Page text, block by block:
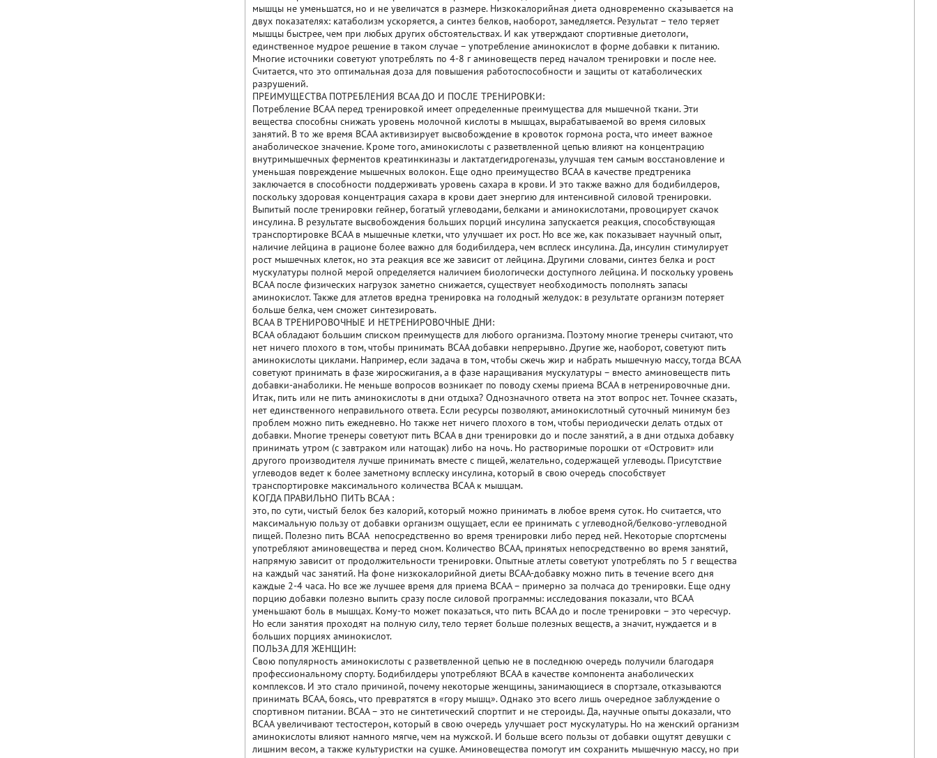
мышцы не уменьшатся, но и не увеличатся в размере. Низкокалорийная диета одновременно сказывается на
двух показателях: катаболизм ускоряется, а синтез белков, наоборот, замедляется. Результат – тело теряет
мышцы быстрее, чем при любых других обстоятельствах. И как утверждают спортивные диетологи,
единственное мудрое решение в таком случае – употребление аминокислот в форме добавки к питанию.
Многие источники советуют употреблять по 4-8 г аминовеществ перед началом тренировки и после нее.
Считается, что это оптимальная доза для повышения работоспособности и защиты от катаболических
разрушений.
ПРЕИМУЩЕСТВА ПОТРЕБЛЕНИЯ BCAA ДО И ПОСЛЕ ТРЕНИРОВКИ:
Потребление BCAA перед тренировкой имеет определенные преимущества для мышечной ткани. Эти
вещества способны снижать уровень молочной кислоты в мышцах, вырабатываемой во время силовых
занятий. В то же время BCAA активизирует высвобождение в кровоток гормона роста, что имеет важное
анаболическое значение. Кроме того, аминокислоты с разветвленной цепью влияют на концентрацию
внутримышечных ферментов креатинкиназы и лактатдегидрогеназы, улучшая тем самым восстановление и
уменьшая повреждение мышечных волокон. Еще одно преимущество BCAA в качестве предтреника
заключается в способности поддерживать уровень сахара в крови. И это также важно для бодибилдеров,
поскольку здоровая концентрация сахара в крови дает энергию для интенсивной силовой тренировки.
Выпитый после тренировки гейнер, богатый углеводами, белками и аминокислотами, провоцирует скачок
инсулина. В результате высвобождения больших порций инсулина запускается реакция, способствующая
транспортировке BCAA в мышечные клетки, что улучшает их рост. Но все же, как показывает научный опыт,
наличие лейцина в рационе более важно для бодибилдера, чем всплеск инсулина. Да, инсулин стимулирует
рост мышечных клеток, но эта реакция все же зависит от лейцина. Другими словами, синтез белка и рост
мускулатуры полной мерой определяется наличием биологически доступного лейцина. И поскольку уровень
BCAA после физических нагрузок заметно снижается, существует необходимость пополнять запасы
аминокислот. Также для атлетов вредна тренировка на голодный желудок: в результате организм потеряет
больше белка, чем сможет синтезировать.
BCAA В ТРЕНИРОВОЧНЫЕ И НЕТРЕНИРОВОЧНЫЕ ДНИ:
BCAA обладают большим списком преимуществ для любого организма. Поэтому многие тренеры считают, что
нет ничего плохого в том, чтобы принимать BCAA добавки непрерывно. Другие же, наоборот, советуют пить
аминокислоты циклами. Например, если задача в том, чтобы сжечь жир и набрать мышечную массу, тогда BCAA
советуют принимать в фазе жиросжигания, а в фазе наращивания мускулатуры – вместо аминовеществ пить
добавки-анаболики. Не меньше вопросов возникает по поводу схемы приема BCAA в нетренировочные дни.
Итак, пить или не пить аминокислоты в дни отдыха? Однозначного ответа на этот вопрос нет. Точнее сказать,
нет единственного неправильного ответа. Если ресурсы позволяют, аминокислотный суточный минимум без
проблем можно пить ежедневно. Но также нет ничего плохого в том, чтобы периодически делать отдых от
добавки. Многие тренеры советуют пить BCAA в дни тренировки до и после занятий, а в дни отдыха добавку
принимать утром (с завтраком или натощак) либо на ночь. Но растворимые порошки от «Островит» или
другого производителя лучше принимать вместе с пищей, желательно, содержащей углеводы. Присутствие
углеводов ведет к более заметному всплеску инсулина, который в свою очередь способствует
транспортировке максимального количества BCAA к мышцам.
КОГДА ПРАВИЛЬНО ПИТЬ BCAA :
это, по сути, чистый белок без калорий, который можно принимать в любое время суток. Но считается, что
максимальную пользу от добавки организм ощущает, если ее принимать с углеводной/белково-углеводной
пищей. Полезно пить BCAA непосредственно во время тренировки либо перед ней. Некоторые спортсмены
употребляют аминовещества и перед сном. Количество BCAA, принятых непосредственно во время занятий,
напрямую зависит от продолжительности тренировки. Опытные атлеты советуют употреблять по 5 г вещества
на каждый час занятий. На фоне низкокалорийной диеты BCAA-добавку можно пить в течение всего дня
каждые 2-4 часа. Но все же лучшее время для приема BCAA – примерно за полчаса до тренировки. Еще одну
порцию добавки полезно выпить сразу после силовой программы: исследования показали, что BCAA
уменьшают боль в мышцах. Кому-то может показаться, что пить BCAA до и после тренировки – это чересчур.
Но если занятия проходят на полную силу, тело теряет больше полезных веществ, а значит, нуждается и в
больших порциях аминокислот.
ПОЛЬЗА ДЛЯ ЖЕНЩИН:
Свою популярность аминокислоты с разветвленной цепью не в последнюю очередь получили благодаря
профессиональному спорту. Бодибилдеры употребляют BCAA в качестве компонента анаболических
комплексов. И это стало причиной, почему некоторые женщины, занимающиеся в спортзале, отказываются
принимать BCAA, боясь, что превратятся в «гору мышц». Однако это всего лишь очередное заблуждение о
спортивном питании. BCAA – это не синтетический спортпит и не стероиды. Да, научные опыты доказали, что
BCAA увеличивают тестостерон, который в свою очередь улучшает рост мускулатуры. Но на женский организм
аминокислоты влияют намного мягче, чем на мужской. И больше всего пользы от добавки ощутят девушки с
лишним весом, а также культуристки на сушке. Аминовещества помогут им сохранить мышечную массу, но при